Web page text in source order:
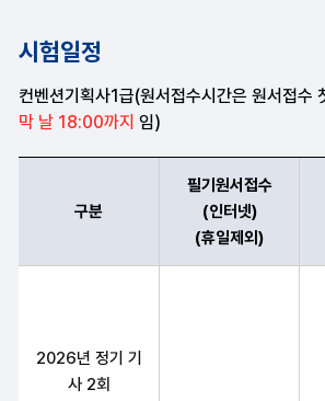
시험일정
컨벤션기획사1급(원서접수시간은 원서접수
막 날 18:00까지 임)
구분
필기원서접수
(인터넷)
(휴일제외)
2026년 정기 기
사 2회